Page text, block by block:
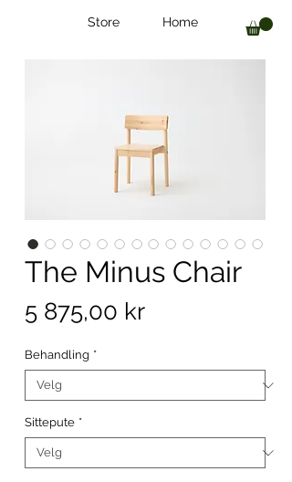
Store Home
The Minus Chair
5 875,00 krPris
Behandling *
Sittepute *